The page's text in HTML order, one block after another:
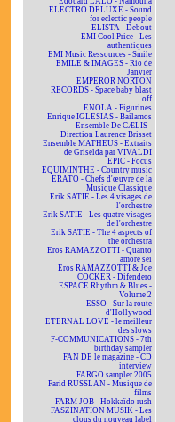
ELECTRO DELUXE - Sound
for eclectic people
ELISTA - Debout
EMI Cool Price - Les
authentiques
EMI Music Ressources - Smile
EMILE & IMAGES - Rio de
Janvier
EMPEROR NORTON
RECORDS - Space baby blast
off
ENOLA - Figurines
Enrique IGLESIAS - Bailamos
Ensemble De CÆLIS -
Direction Laurence Brisset
Ensemble MATHEUS - Extraits
de Griselda par VIVALDI
EPIC - Focus
EQUIMINTHE - Country music
ERATO - Chefs d'œuvre de la
Musique Classique
Erik SATIE - Les 4 visages de
l'orchestre
Erik SATIE - Les quatre visages
de l'orchestre
Erik SATIE - The 4 aspects of
the orchestra
Eros RAMAZZOTTI - Quanto
amore sei
Eros RAMAZZOTTI & Joe
COCKER - Difendero
ESPACE Rhythm & Blues -
Volume 2
ESSO - Sur la route
d'Hollywood
ETERNAL LOVE - le meilleur
des slows
F-COMMUNICATIONS - 7th
birthday sampler
FAN DE le magazine - CD
interview
FARGO sampler 2005
Farid RUSSLAN - Musique de
films
FARM JOB - Hokkaïdo rush
FASZINATION MUSIK - Les
clous du nouveau label